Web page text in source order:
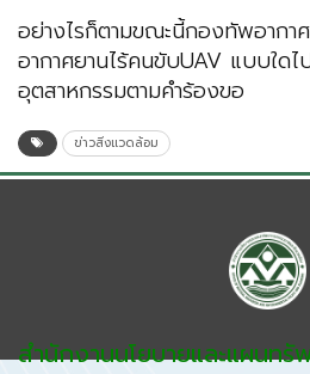
อย่างไรก็ตามขณะนี้กองทัพอากา
อากาศยานไร้คนขับUAV แบบใด
อุตสาหกรรมตามคำร้องขอ
ข่าวสิ่งแวดล้อม
สำนักงานนโยบายและแผนทรั